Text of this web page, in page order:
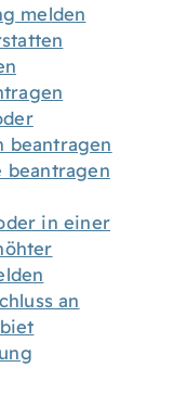
melden
beantragen
beantragen
in einer
an